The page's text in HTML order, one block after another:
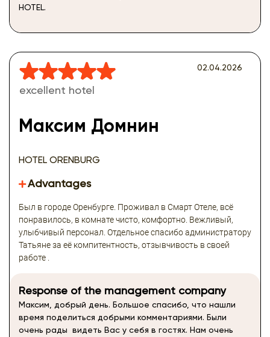
HOTEL.
excellent hotel
Максим Домнин
HOTEL ORENBURG
02.04.2026
Advantages
Был в городе Оренбурге. Проживал в Смарт Отеле, всё
понравилось, в комнате чисто, комфортно. Вежливый,
улыбчивый персонал. Отдельное спасибо администратору
Татьяне за её компитентность, отзывчивость в своей
работе .
Response of the management company
Максим, добрый день. Большое спасибо, что нашли
время поделиться добрыми комментариями. Были
очень рады видеть Вас у себя в гостях. Нам очень